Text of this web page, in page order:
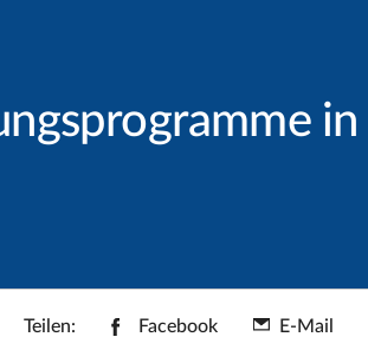
in
Teilen: Facebook E-Mail